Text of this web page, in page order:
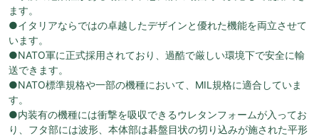
ます。
●イタリアならではの卓越したデザインと優れた機能を両立させて
います。
●NATO軍に正式採用されており、過酷で厳しい環境下で安全に輸
送できます。
●NATO標準規格や一部の機種において、MIL規格に適合していま
す。
●内装有の機種には衝撃を吸収できるウレタンフォームが入ってお
り、フタ部には波形、本体部は碁盤目状の切り込みが施された平形